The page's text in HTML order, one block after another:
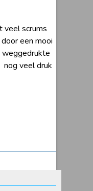
veel scrums
een mooi
weggedrukte
nog veel druk